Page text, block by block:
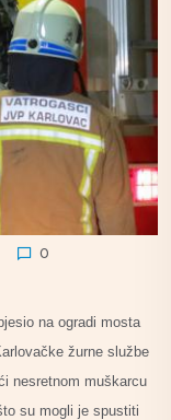
0
na ogradi mosta
žurne službe
nesretnom muškarcu
su mogli je spustiti